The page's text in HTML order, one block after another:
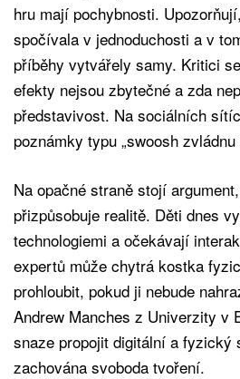
hru mají pochybnosti.
spočívala v jednoduchosti a v
příběhy vytvářely samy. Kritici
efekty nejsou zbytečné a zda
představivost. Na sociálních
poznámky typu „swoosh zvládnu
Na opačné straně stojí
přizpůsobuje realitě. Děti dnes
technologiemi a očekávají
expertů může chytrá kostka
prohloubit, pokud ji nebude
Andrew Manches z Univerzity v
snaze propojit digitální a fyzický
zachována svoboda tvoření.